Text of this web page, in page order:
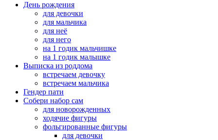
День рождения
для девочки
для мальчика
для неё
для него
на 1 годик мальчишке
на 1 годик малышке
Выписка из роддома
встречаем девочку
встречаем мальчика
Гендер пати
Собери набор сам
для новорожденных
ходячие фигуры
фольгированные фигуры
для девочки